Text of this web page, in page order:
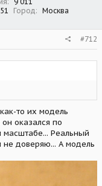
51 Город
Москва
#712
то их модель
оказался по
масштабе... Реальный
не доверяю... А модель